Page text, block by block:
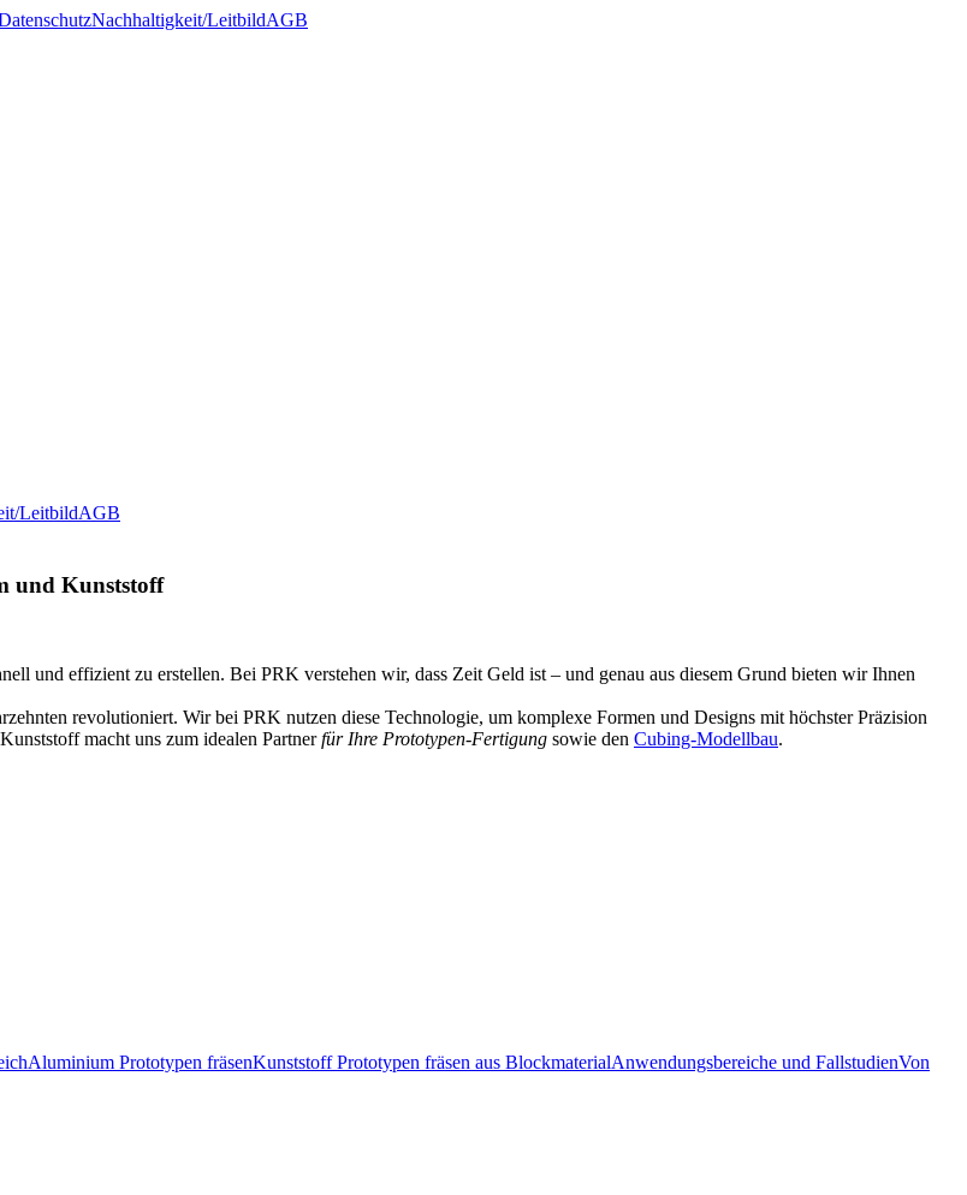
Nachhaltigkeit/LeitbildAGB
LeitbildAGB
und Kunststoff
und effizient zu erstellen. Bei PRK verstehen wir, dass Zeit Geld ist – und genau aus diesem Grund bieten wir Ihnen
revolutioniert. Wir bei PRK nutzen diese Technologie, um komplexe Formen und Designs mit höchster Präzision
macht uns zum idealen Partnerfür Ihre Prototypen-Fertigung sowie den Cubing-Modellbau.
Aluminium Prototypen fräsenKunststoff Prototypen fräsen aus BlockmaterialAnwendungsbereiche und FallstudienVon